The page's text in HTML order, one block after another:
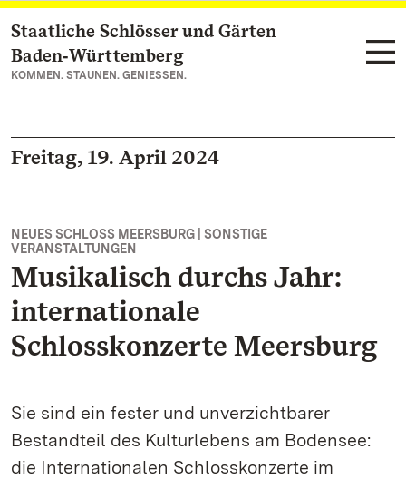
Zum Hauptinhalt springen
Staatliche Schlösser und Gärten
Baden‑Württemberg
KOMMEN. STAUNEN. GENIESSEN.
Freitag, 19. April 2024
NEUES SCHLOSS MEERSBURG | SONSTIGE
VERANSTALTUNGEN
Musikalisch durchs Jahr:
internationale
Schlosskonzerte Meersburg
Sie sind ein fester und unverzichtbarer
Bestandteil des Kulturlebens am Bodensee:
die Internationalen Schlosskonzerte im